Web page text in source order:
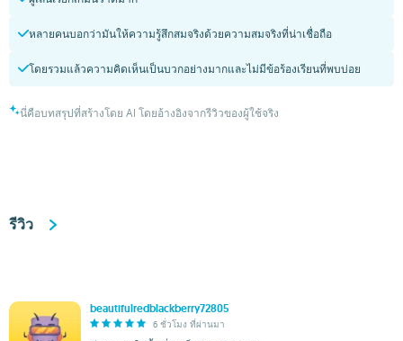
หลายคนบอกว่ามันให้ความรู้สึกสมจริงด้วยความสมจริงที่น่าเชื่อถือ
โดยรวมแล้วความคิดเห็นเป็นบวกอย่างมากและไม่มีข้อร้องเรียนที่พบบ่อย
นี่คือบทสรุปที่สร้างโดย AI โดยอ้างอิงจากรีวิวของผู้ใช้จริง
รีวิว
beautifulredblackberry72805
6 ชั่วโมง ที่ผ่านมา